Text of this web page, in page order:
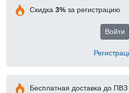
Скидка 3% за регистрацию
Войти
Бесплатная доставка до